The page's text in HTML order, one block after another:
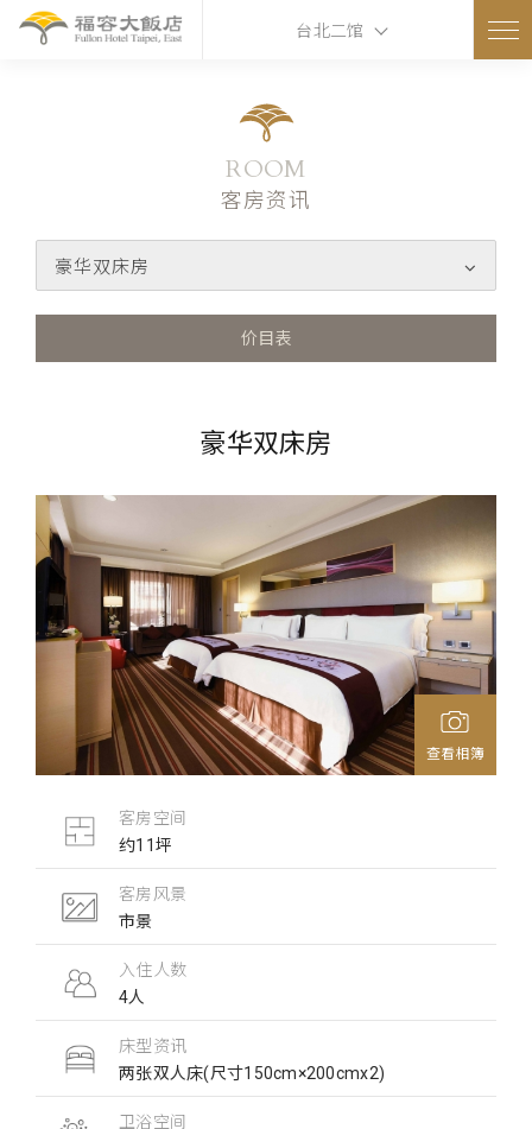
台北二馆
ROOM
客房资讯
豪华双床房
价目表
豪华双床房
查看相簿
客房空间
约11坪
客房风景
市景
入住人数
4人
床型资讯
两张双人床(尺寸150cm×200cmx2)
卫浴空间